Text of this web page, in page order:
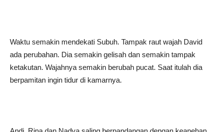
Waktu semakin mendekati Subuh. Tampak raut wajah David
ada perubahan. Dia semakin gelisah dan semakin tampak
ketakutan. Wajahnya semakin berubah pucat. Saat itulah dia
berpamitan ingin tidur di kamarnya.